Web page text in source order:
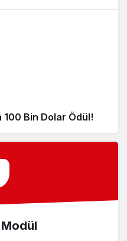
100 Bin Dolar Ödül!